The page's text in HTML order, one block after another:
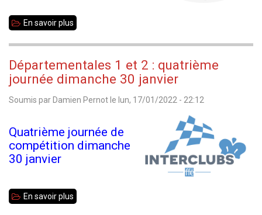
En savoir plus
pôle
2022
Départementales 1 et 2 : quatrième
journée dimanche 30 janvier
Soumis par Damien Pernot le lun, 17/01/2022 - 22:12
Quatrième journée de
compétition dimanche
30 janvier
En savoir plus